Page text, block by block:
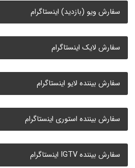
سفارش ویو (بازدید) اینستاگرام
سفارش لایک اینستاگرام
سفارش بیننده لایو اینستاگرام
سفارش بیننده استوری اینستاگرام
سفارش بیننده IGTV اینستاگرام